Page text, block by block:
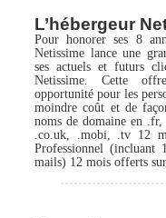
L’hébergeur
Pour honorer ses 8
Netissime lance une
ses actuels et futurs
Netissime. Cette
opportunité pour les
moindre coût et de
noms de domaine en
.co.uk, .mobi, .tv 12
Professionnel (incluant
mails) 12 mois offerts